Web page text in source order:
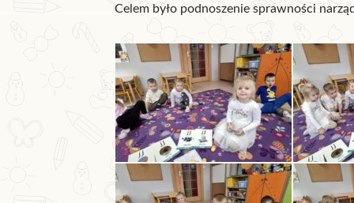
Celem było podnoszenie sprawności